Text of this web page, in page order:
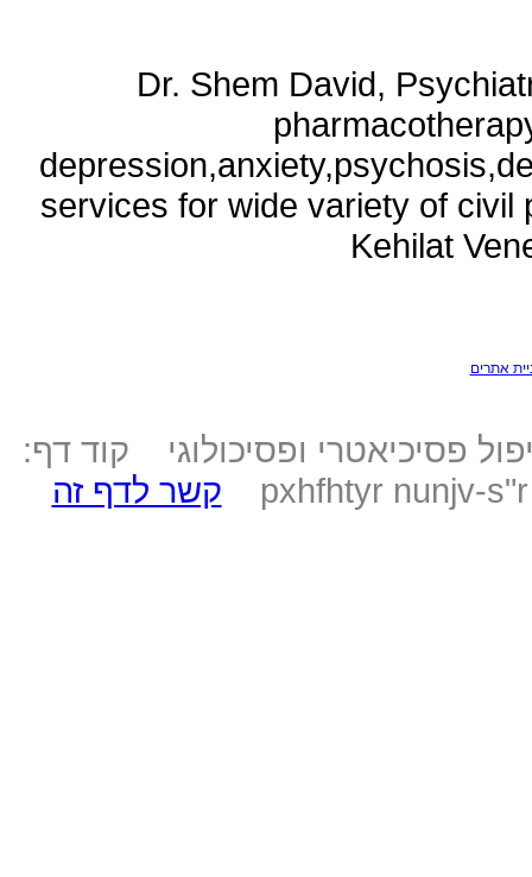
Dr. Shem David,
services for wide variety of civil
Kehilat
אתרים
פסיכיאטרי ופסיכולוגי קוד דף:
pxhfhtyr nunjv-
קשר לדף זה